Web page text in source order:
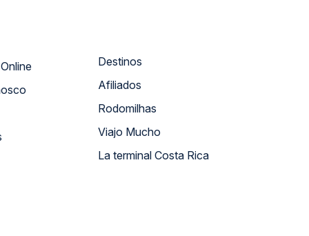
Atendimento Online
Destinos
Afiliados
Rodomilhas
Viajo Mucho
La terminal Costa Rica